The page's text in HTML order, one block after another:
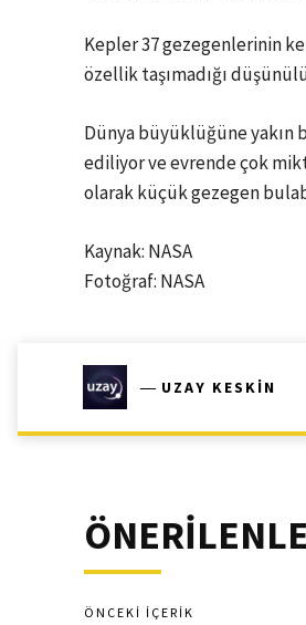
Kepler 37 gezegenlerinin
özellik taşımadığı
Dünya büyüklüğüne
ediliyor ve evrende çok
olarak küçük gezegen
Kaynak: NASA
Fotoğraf: NASA
― UZAY KESKIN
ÖNCEKI İÇERIK